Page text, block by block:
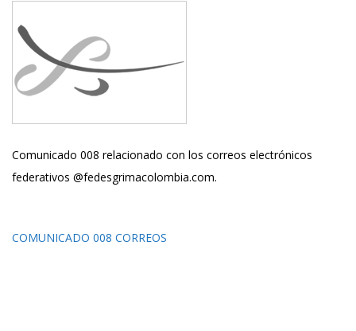
Comunicado 008 relacionado con los correos electrónicos
federativos @fedesgrimacolombia.com.
COMUNICADO 008 CORREOS